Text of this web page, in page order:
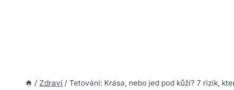
/ Zdraví / Tetování: Krása, nebo jed pod kůží? 7 rizik,